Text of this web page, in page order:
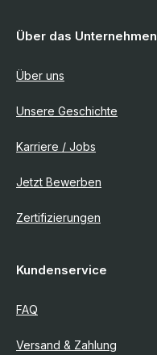
Über das Unternehmen
Über uns
Unsere Geschichte
Karriere / Jobs
Jetzt Bewerben
Zertifizierungen
Kundenservice
FAQ
Versand & Zahlung